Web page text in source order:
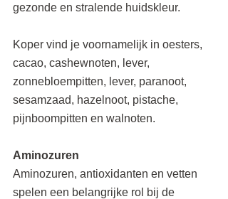
gezonde en stralende huidskleur.
Koper vind je voornamelijk in oesters,
cacao, cashewnoten, lever,
zonnebloempitten, lever, paranoot,
sesamzaad, hazelnoot, pistache,
pijnboompitten en walnoten.
Aminozuren
Aminozuren, antioxidanten en vetten
spelen een belangrijke rol bij de